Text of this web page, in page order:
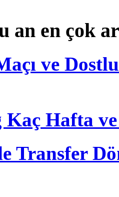
an en çok
ve
Kaç Hafta
Transfer